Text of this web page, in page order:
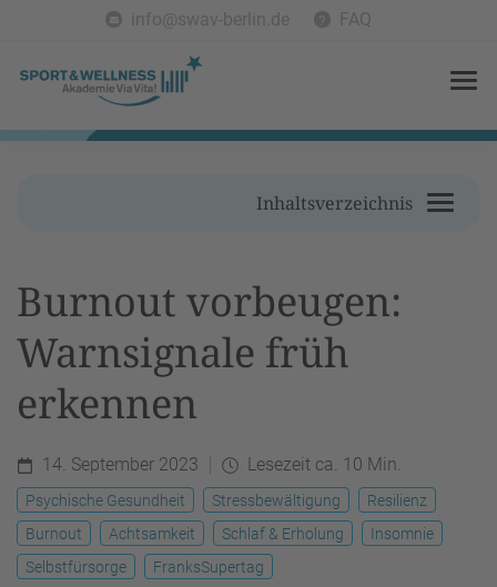
info@swav-berlin.de FAQ
Inhaltsverzeichnis
Burnout vorbeugen:
Warnsignale früh
erkennen
14. September 2023 Lesezeit ca. 10 Min.
Psychische Gesundheit Stressbewältigung
Resilienz
Burnout
Achtsamkeit Schlaf & Erholung
Insomnie
Selbstfürsorge
FranksSupertag